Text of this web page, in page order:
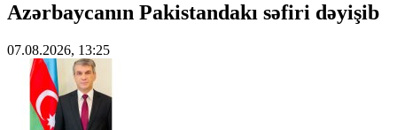
Azərbaycanın Pakistandakı səfiri dəyişib
07.08.2026, 13:25